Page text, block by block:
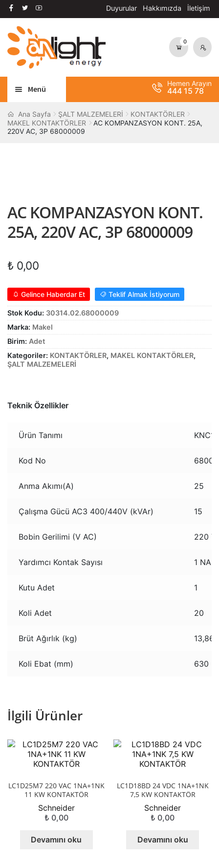
Duyurular Hakkımızda İletişim
Dolaşıma
geç
İçeriğe
geç
0
Menü
AYDINLATMA
OTOMASYON
BANT / YAPIŞTIRICILAR
ŞALT MALZEMELERİ
Alt
PANOLAR
ASPİRATÖRLER
Hemen Arayın
444 15 78
Ana Sayfa ŞALT MALZEMELERİ
KONTAKTÖRLER
MAKEL KONTAKTÖRLER
AC KOMPANZASYON KONT. 25A,
220V AC, 3P 68000009
AC KOMPANZASYON KONT.
25A, 220V AC, 3P 68000009
₺ 0,00
Gelince Haberdar Et Teklif Almak İstiyorum
Stok Kodu: 30314.02.68000009
Marka: Makel
Birim: Adet
Kategoriler: KONTAKTÖRLER, MAKEL KONTAKTÖRLER,
ŞALT MALZEMELERİ
Teknik Özellikler
Ürün Tanımı
Kod No
Anma Akımı(A) 25
Çalışma Gücü AC3 400/440V (kVAr) 15
Bobin Gerilimi (V AC) 220 V
Yardımcı Kontak Sayısı 1
Kutu Adet 1
Koli Adet 20
Brüt Ağırlık (kg) 13,86
Koli Ebat (mm) 630 x
İlgili Ürünler
LC1D25M7 220 VAC 1NA+1NK
11 KW KONTAKTÖR
Schneider
₺ 0,00
Devamını oku
LC1D18BD 24 VDC 1NA+1NK
7,5 KW KONTAKTÖR
Schneider
₺ 0,00
Devamını oku